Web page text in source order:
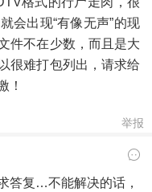
会出现“有像无声”的现
件不在少数，而且是大
很难打包列出，请求给
！
举报
答复…不能解决的话，